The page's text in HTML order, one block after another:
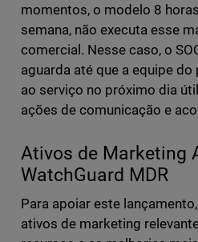
momentos, o modelo 8
semana, não executa esse
comercial. Nesse caso, o
aguarda até que a equipe
ao serviço no próximo dia
ações de comunicação e
Ativos de Marketing
WatchGuard MDR
Para apoiar este
ativos de marketing